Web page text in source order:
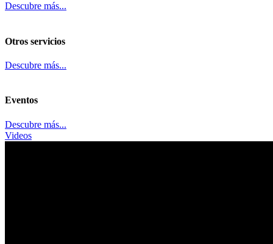
Descubre más...
Otros servicios
Descubre más...
Eventos
Descubre más...
Videos